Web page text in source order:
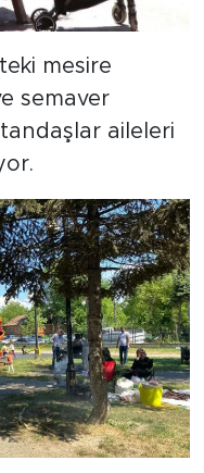
mesire
semaver
aileleri